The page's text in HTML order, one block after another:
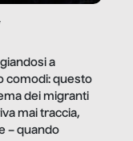
a
comodi: questo
dei migranti
mai traccia,
– quando